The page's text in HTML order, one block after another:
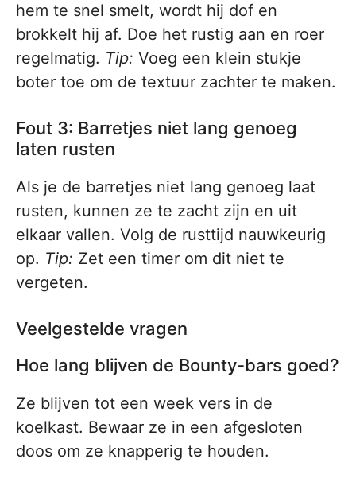
hem te snel smelt, wordt hij dof en
brokkelt hij af. Doe het rustig aan en roer
regelmatig. Tip: Voeg een klein stukje
boter toe om de textuur zachter te maken.
Fout 3: Barretjes niet lang genoeg
laten rusten
Als je de barretjes niet lang genoeg laat
rusten, kunnen ze te zacht zijn en uit
elkaar vallen. Volg de rusttijd nauwkeurig
op. Tip: Zet een timer om dit niet te
vergeten.
Veelgestelde vragen
Hoe lang blijven de Bounty-bars goed?
Ze blijven tot een week vers in de
koelkast. Bewaar ze in een afgesloten
doos om ze knapperig te houden.